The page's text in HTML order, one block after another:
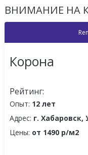
ВНИМАНИЕ НА
Корона
Рейтинг:
Опыт: 12 лет
Адрес: г. Хабаровск,
Цены: от 1490 р/м2